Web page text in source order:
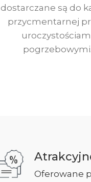
dostarczane są do
przycmentarnej
pogrzebowymi.
Oferowane